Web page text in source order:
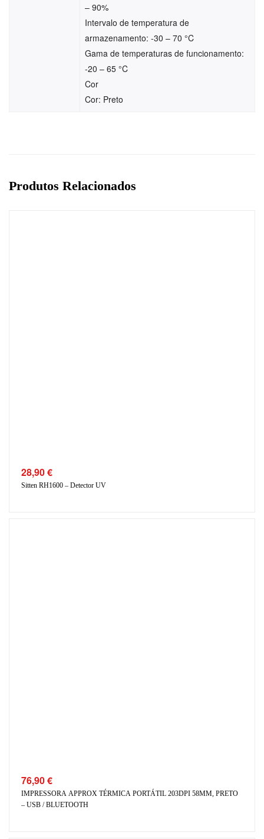
– 90%
Intervalo de temperatura de
armazenamento: -30 – 70 °C
Gama de temperaturas de funcionamento:
-20 – 65 °C
Cor
Cor: Preto
Produtos Relacionados
28,90€
Sitten RH1600 – Detector UV
76,90€
IMPRESSORA APPROX TÉRMICA PORTÁTIL 203DPI 58MM, PRETO
– USB / BLUETOOTH